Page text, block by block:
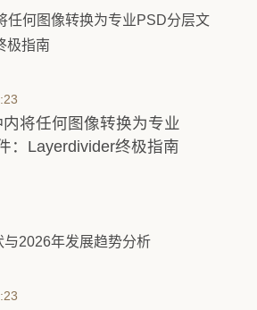
将任何图像转换为专业
：Layerdivider终极指南